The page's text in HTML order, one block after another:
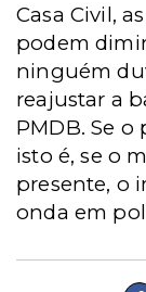
Casa Civil,
podem
ninguém
reajustar a
PMDB. Se
isto é, se o
presente, o
onda em